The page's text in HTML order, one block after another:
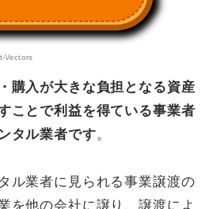
Vectors
購入が大きな負担となる資産
ことで利益を得ている事業者
タル業者です。
ル業者に見られる事業譲渡の
を他の会社に譲り、譲渡によ